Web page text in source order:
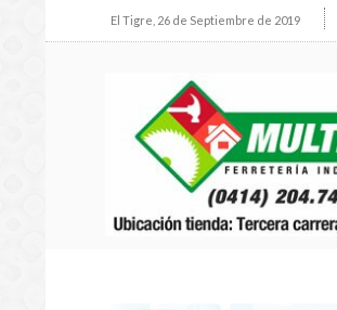
El Tigre, 26 de Septiembre de 2019